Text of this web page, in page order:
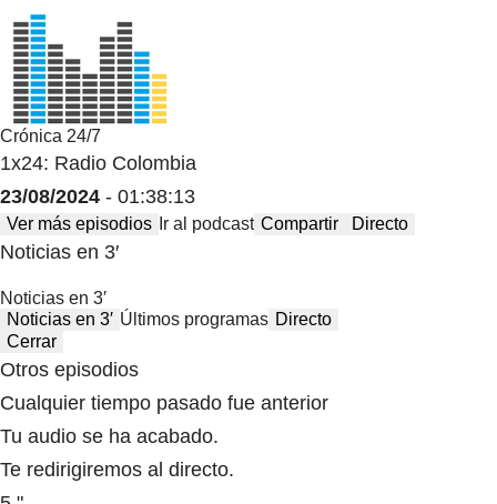
Crónica 24/7
1x24: Radio Colombia
23/08/2024 - 01:38:13
Ver más episodios Ir al podcast Compartir Directo
Noticias en 3′
Noticias en 3′
Noticias en 3′ Últimos programas Directo
Cerrar
Otros episodios
Cualquier tiempo pasado fue anterior
Tu audio se ha acabado.
Te redirigiremos al directo.